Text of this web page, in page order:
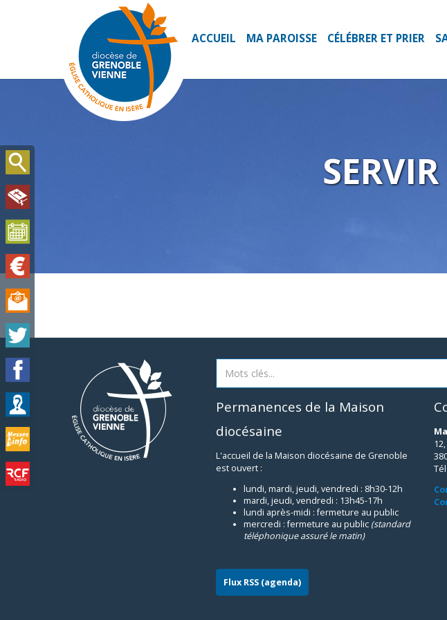
Permanences de la Maison
diocésaine
L'accueil de la Maison diocésaine de Grenoble
est ouvert :
lundi, mardi, jeudi, vendredi : 8h30-12h
mardi, jeudi, vendredi : 13h45-17h
lundi après-midi : fermeture au public
mercredi : fermeture au public (standard
téléphonique assuré le matin)
Flux RSS (agenda)
ACCUEIL MA PAROISSE CÉLÉBRER ET PRIER